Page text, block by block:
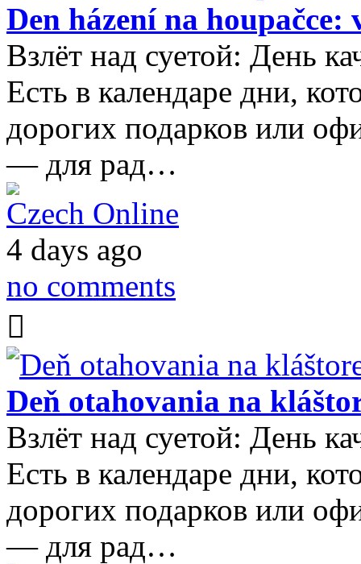
Den házení na houpačce:
Взлёт над суетой: День
Есть в календаре дни,
дорогих подарков или
— для рад…
Czech Online
4 days ago
no comments
Deň otahovania na
Взлёт над суетой: День
Есть в календаре дни,
дорогих подарков или
— для рад…